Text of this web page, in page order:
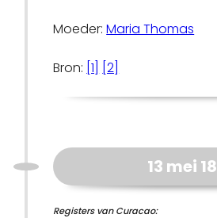
Moeder:Maria Thomas
Bron: [1] [2]
13 mei
Registers van Curacao: